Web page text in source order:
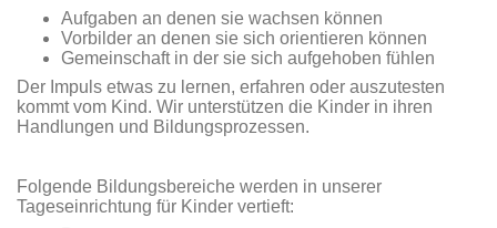
Aufgaben an denen sie wachsen können
Vorbilder an denen sie sich orientieren können
Gemeinschaft in der sie sich aufgehoben fühlen
Der Impuls etwas zu lernen, erfahren oder auszutesten
kommt vom Kind. Wir unterstützen die Kinder in ihren
Handlungen und Bildungsprozessen.
Folgende Bildungsbereiche werden in unserer
Tageseinrichtung für Kinder vertieft: